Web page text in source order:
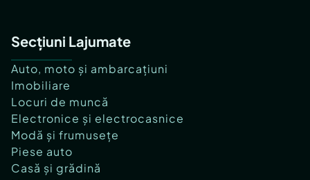
Secțiuni Lajumate
Auto, moto și ambarcațiuni
Imobiliare
Locuri de muncă
Electronice și electrocasnice
Modă și frumusețe
Piese auto
Casă și grădină